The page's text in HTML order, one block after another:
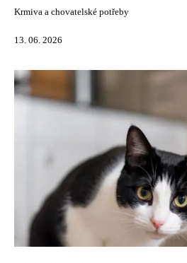
Krmiva a chovatelské potřeby
13. 06. 2026